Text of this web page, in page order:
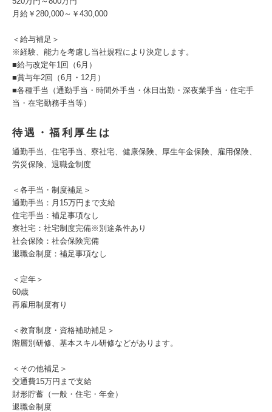
月給￥280,000～￥430,000
＜給与補足＞
※経験、能力を考慮し当社規程により決定します。
■給与改定年1回（6月）
■賞与年2回（6月・12月）
■各種手当（通勤手当・時間外手当・休日出勤・深夜業手当・住宅手
当・在宅勤務手当等）
待遇・福利厚生は
通勤手当、住宅手当、寮社宅、健康保険、厚生年金保険、雇用保険、
労災保険、退職金制度
＜各手当・制度補足＞
通勤手当：月15万円まで支給
住宅手当：補足事項なし
寮社宅：社宅制度完備※別途条件あり
社会保険：社会保険完備
退職金制度：補足事項なし
＜定年＞
60歳
再雇用制度有り
＜教育制度・資格補助補足＞
階層別研修、基本スキル研修などがあります。
＜その他補足＞
交通費15万円まで支給
財形貯蓄（一般・住宅・年金）
退職金制度